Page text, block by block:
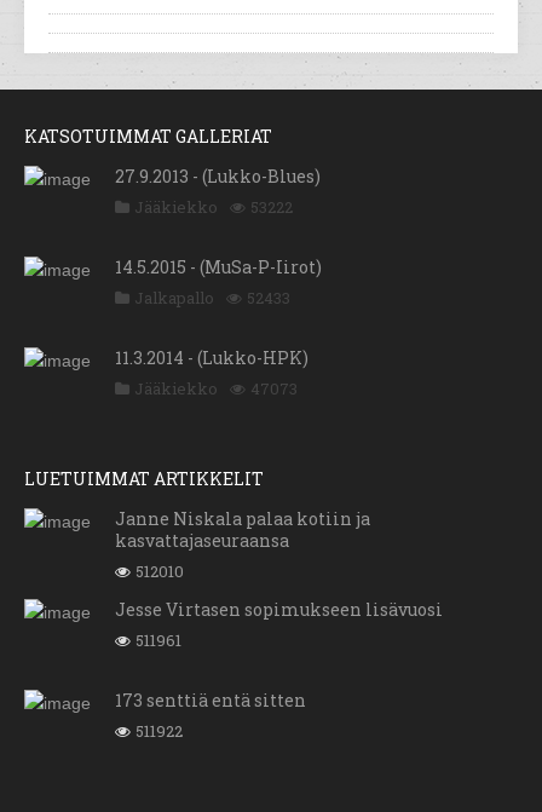
KATSOTUIMMAT GALLERIAT
27.9.2013 - (Lukko-Blues)
Jääkiekko 53222
14.5.2015 - (MuSa-P-Iirot)
Jalkapallo 52433
11.3.2014 - (Lukko-HPK)
Jääkiekko 47073
LUETUIMMAT ARTIKKELIT
Janne Niskala palaa kotiin ja
kasvattajaseuraansa
512010
Jesse Virtasen sopimukseen lisävuosi
511961
173 senttiä entä sitten
511922